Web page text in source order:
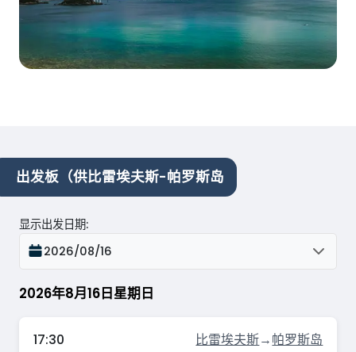
出发板（供比雷埃夫斯-帕罗斯岛
2026年8月16日星期日
显示出发日期:
2026/08/16
17:30 比雷埃夫斯→帕罗斯岛